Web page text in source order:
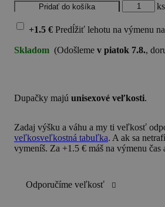
ks
+1.5 € Predĺžiť lehotu na výmenu
Skladom (Odošleme v piatok 7.8.,
Dupačky majú unisexové veľkosti.
Zadaj výšku a váhu a my ti veľkosť
veľkosveľkostná tabuľka. A ak sa
vymeníš. Za +1.5 € máš na výmenu čas
Odporučíme veľkosť